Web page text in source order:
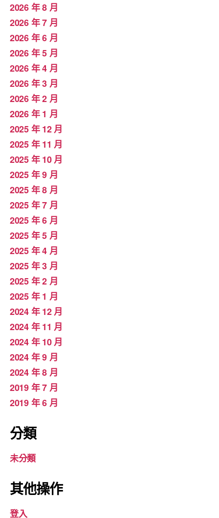
2026 年 8 月
2026 年 7 月
2026 年 6 月
2026 年 5 月
2026 年 4 月
2026 年 3 月
2026 年 2 月
2026 年 1 月
2025 年 12 月
2025 年 11 月
2025 年 10 月
2025 年 9 月
2025 年 8 月
2025 年 7 月
2025 年 6 月
2025 年 5 月
2025 年 4 月
2025 年 3 月
2025 年 2 月
2025 年 1 月
2024 年 12 月
2024 年 11 月
2024 年 10 月
2024 年 9 月
2024 年 8 月
2019 年 7 月
2019 年 6 月
分類
未分類
其他操作
登入